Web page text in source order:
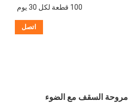
100 قطعة لكل 30 يوم
اتصل
مروحة السقف مع الضوء